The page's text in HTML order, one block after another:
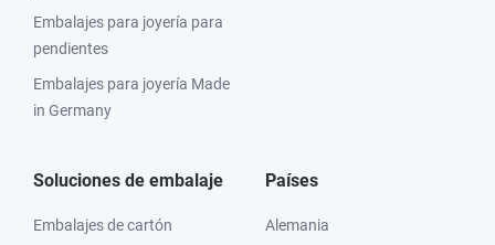
Embalajes para joyería para
pendientes
Embalajes para joyería Made
in Germany
Soluciones de embalaje
Embalajes de cartón
Países
Alemania